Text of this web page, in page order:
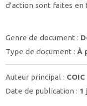
d’action sont faites
Genre de document :
Type de document :À
Auteur principal : COIC
Date de publication : 1